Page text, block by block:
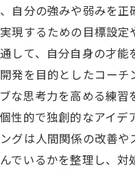
自分の強みや弱みを正
現するための目標設定
して、自分自身の才能
発を目的としたコーチ
な思考力を高める練習
性的で独創的なアイデ
グは人間関係の改善や
でいるかを整理し、対